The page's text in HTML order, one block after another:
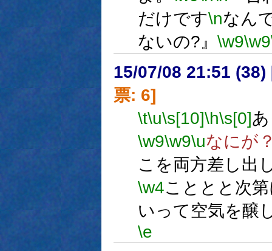
だけです\nなん
ないの?』 \w9\w9
15/07/08 21:51 (38)
票: 6]
\t\u\s[10]\h\s[0]
\w9\w9\uなにが
こを両方差し出
\w4こととと次
いって空気を醸
\e